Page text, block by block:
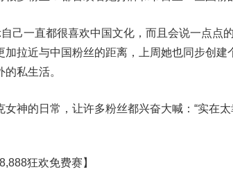
己一直都很喜欢中国文化，而且会说一点点
加拉近与中国粉丝的距离，上周她也同步创建
私生活。
女神的日常，让许多粉丝都兴奋大喊：“实在太
狂欢免费赛】